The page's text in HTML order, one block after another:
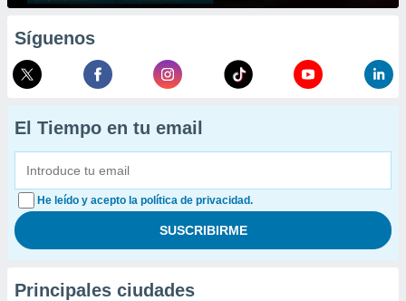
Síguenos
El Tiempo en tu email
He leído y acepto la política de privacidad.
Principales ciudades